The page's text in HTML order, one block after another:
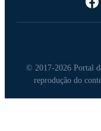
© 2017-2026 Portal
reprodução do